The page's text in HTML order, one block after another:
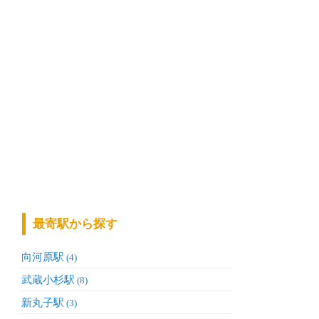
最寄駅から探す
向河原駅 (4)
武蔵小杉駅 (8)
新丸子駅 (3)